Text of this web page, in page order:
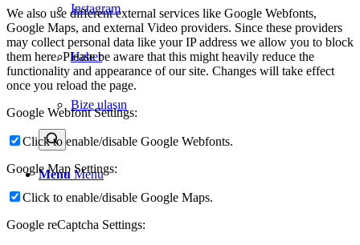
Instagram
Haber
Bize ulaşın
Menu Menu
We also use different external services like Google Webfonts,
Google Maps, and external Video providers. Since these providers
may collect personal data like your IP address we allow you to block
them here. Please be aware that this might heavily reduce the
functionality and appearance of our site. Changes will take effect
once you reload the page.
Google Webfont Settings:
Click to enable/disable Google Webfonts.
Google Map Settings:
Click to enable/disable Google Maps.
Google reCaptcha Settings: